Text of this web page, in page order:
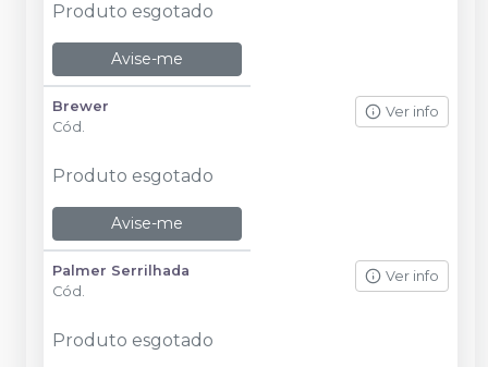
Produto esgotado
Avise-me
Brewer
Cód.
Ver info
Produto esgotado
Avise-me
Palmer Serrilhada
Cód.
Ver info
Produto esgotado